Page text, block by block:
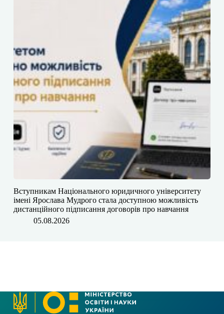
​​Вступникам Національного юридичного університету
імені Ярослава Мудрого⁠ стала доступною можливість
дистанційного підписання договорів про навчання
05.08.2026